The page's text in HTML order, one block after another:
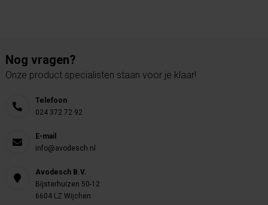
Nog vragen?
Onze product specialisten staan voor je klaar!
Telefoon
024 372 72 92
E-mail
info@avodesch.nl
Avodesch B.V.
Bijsterhuizen 50-12
6604 LZ Wijchen